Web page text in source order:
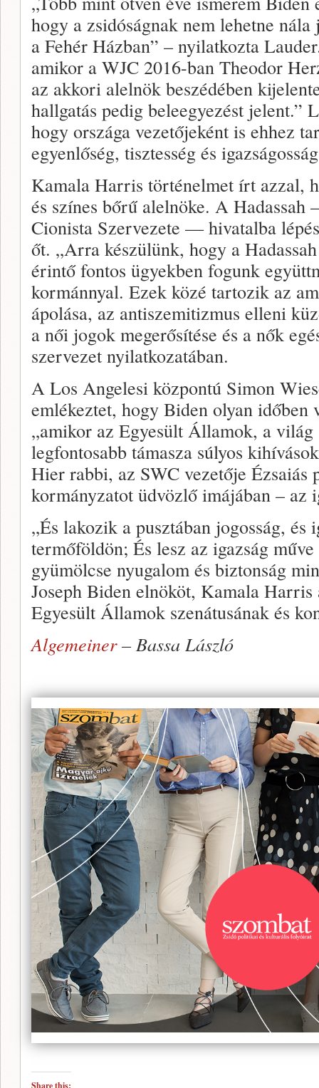
hogy a zsidóságnak nem lehetne nála
a Fehér Házban” – nyilatkozta
amikor a WJC 2016-ban Theodor
az akkori alelnök beszédében
hallgatás pedig beleegyezést jelent.”
hogy országa vezetőjeként is ehhez
egyenlőség, tisztesség és
Kamala Harris történelmet írt azzal,
és színes bőrű alelnöke. A
Cionista Szervezete — hivatalba
őt. „Arra készülünk, hogy a
érintő fontos ügyekben fogunk
kormánnyal. Ezek közé tartozik az
ápolása, az antiszemitizmus elleni
a női jogok megerősítése és a nők
szervezet nyilatkozatában.
A Los Angelesi központú Simon
emlékeztet, hogy Biden olyan időben
„amikor az Egyesült Államok, a világ
legfontosabb támasza súlyos
Hier rabbi, az SWC vezetője Ézsaiás
kormányzatot üdvözlő imájában – az
„És lakozik a pusztában jogosság, és
termőföldön; És lesz az igazság műve
gyümölcse nyugalom és biztonság
Joseph Biden elnököt, Kamala
Egyesült Államok szenátusának és
Algemeiner– Bassa László